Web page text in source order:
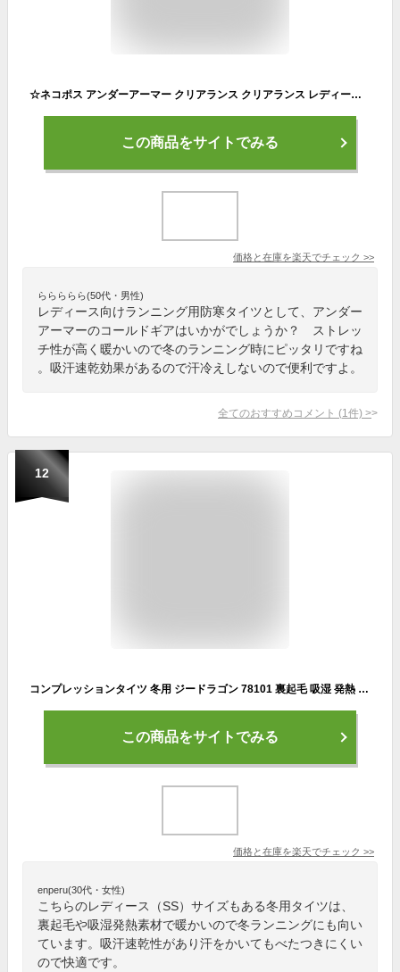
☆ネコポス アンダーアーマー クリアランス クリアランス レディース インナー ロングタイツ スパッツ UA コールドギア オーセンティック レギンス 防寒 コンプレッション ベースレイヤー 保温 吸汗速乾 伸縮性 ストレッチ ランニング UNDER ARMOUR 1368700 あす楽 対応可
この商品をサイトでみる
価格と在庫を楽天でチェック >>
ららららら(50代・男性)
レディース向けランニング用防寒タイツとして、アンダー
アーマーのコールドギアはいかがでしょうか？ ストレッ
チ性が高く暖かいので冬のランニング時にピッタリですね
。吸汗速乾効果があるので汗冷えしないので便利ですよ。
全てのおすすめコメント (1 件) >
12
コンプレッションタイツ 冬用 ジードラゴン 78101 裏起毛 吸湿 発熱 吸汗 速乾 ストレッチ 消臭 抗菌 メンズ レディース コンプレッションウェア レギンス スパッツ カジュアル スポーツ ランニング 作業服 作業着 防寒 Z-DRAGON 自重堂 『SS～EL』
この商品をサイトでみる
価格と在庫を楽天でチェック >>
enperu(30代・女性)
こちらのレディース（SS）サイズもある冬用タイツは、
裏起毛や吸湿発熱素材で暖かいので冬ランニングにも向い
ています。吸汗速乾性があり汗をかいてもべたつきにくい
ので快適です。